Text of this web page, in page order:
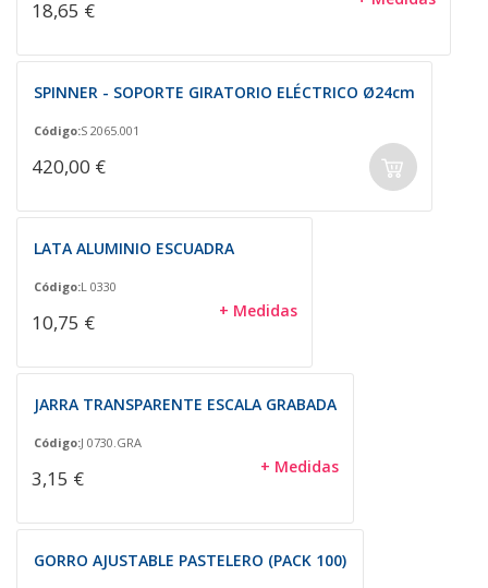
18,65 €
SPINNER - SOPORTE GIRATORIO ELÉCTRICO Ø24cm
Código:S 2065.001
420,00 €
LATA ALUMINIO ESCUADRA
Código:L 0330
10,75 € + Medidas
JARRA TRANSPARENTE ESCALA GRABADA
Código:J 0730.GRA
3,15 € + Medidas
GORRO AJUSTABLE PASTELERO (PACK 100)